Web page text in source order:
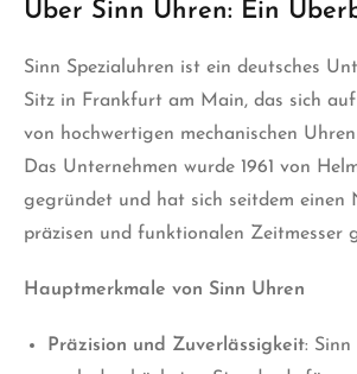
Über Sinn Uhren: Ein
Sinn Spezialuhren ist ein deutsches
Sitz in Frankfurt am Main, das sich
von hochwertigen mechanischen
Das Unternehmen wurde 1961 von
gegründet und hat sich seitdem einen
präzisen und funktionalen Zeitmesser
Hauptmerkmale von Sinn Uhren
Präzision und Zuverlässigkeit: Sinn